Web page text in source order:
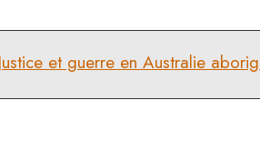
Justice et guerre en Australie